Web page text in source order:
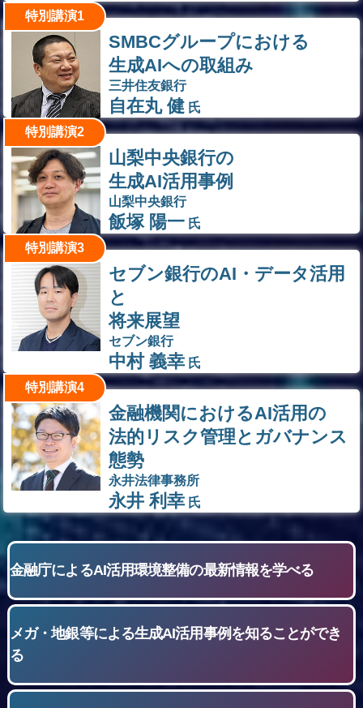
特別講演1
SMBCグループにおける
生成AIへの取組み
三井住友銀行
自在丸 健 氏
特別講演2
山梨中央銀行の
生成AI活用事例
山梨中央銀行
飯塚 陽一 氏
特別講演3
セブン銀行のAI・データ活用
と
将来展望
セブン銀行
中村 義幸 氏
特別講演4
金融機関におけるAI活用の
法的リスク管理とガバナンス
態勢
永井法律事務所
永井 利幸 氏
金融庁によるAI活用環境整備の最新情報を学べる
メガ・地銀等による生成AI活用事例を知ることができ
る